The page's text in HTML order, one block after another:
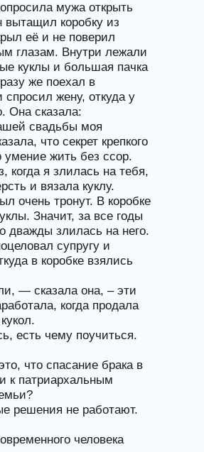
мужа открыть
вытащил коробку из
её и не поверил
глазам. Внутри лежали
куклы и большая пачка
же поехал в
спросил жену, откуда у
Она сказала:
свадьбы моя
что секрет крепкого
умение жить без ссор.
когда я злилась на тебя,
и вязала куклу.
очень тронут. В коробке
Значит, за все годы
дважды злилась на него.
супругу и
в коробке взялись
— сказала она, – эти
когда продала
есть чему поучиться.
что спасание брака в
к патриархальным
решения не работают.
человека